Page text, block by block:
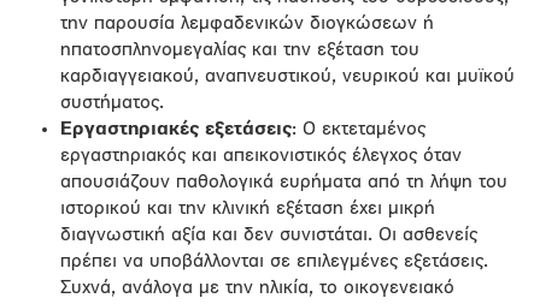
την παρουσία λεμφαδενικών διογκώσεων ή
ηπατοσπληνομεγαλίας και την εξέταση του
καρδιαγγειακού, αναπνευστικού, νευρικού και μυϊκού
συστήματος.
Εργαστηριακές εξετάσεις: Ο εκτεταμένος
εργαστηριακός και απεικονιστικός έλεγχος όταν
απουσιάζουν παθολογικά ευρήματα από τη λήψη του
ιστορικού και την κλινική εξέταση έχει μικρή
διαγνωστική αξία και δεν συνιστάται. Οι ασθενείς
πρέπει να υποβάλλονται σε επιλεγμένες εξετάσεις.
Συχνά, ανάλογα με την ηλικία, το οικογενειακό